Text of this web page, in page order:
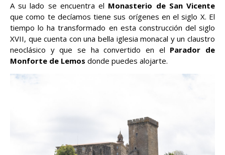
A su lado se encuentra el Monasterio de San Vicente
que como te decíamos tiene sus orígenes en el siglo X. El
tiempo lo ha transformado en esta construcción del siglo
XVII, que cuenta con una bella iglesia monacal y un claustro
neoclásico y que se ha convertido en el Parador de
Monforte de Lemos donde puedes alojarte.